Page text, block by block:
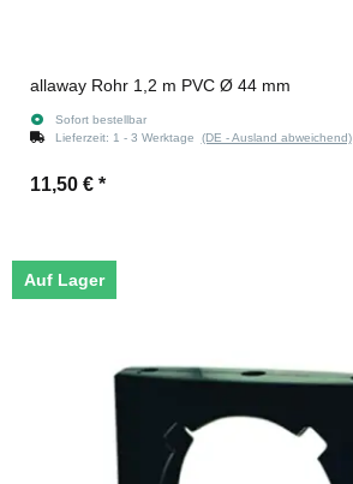
allaway Rohr 1,2 m PVC Ø 44 mm
Sofort bestellbar
Lieferzeit: 1 - 3 Werktage (DE - Ausland abweichend)
11,50 € *
Auf Lager